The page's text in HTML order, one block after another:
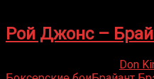
Рой Джонс –
Don